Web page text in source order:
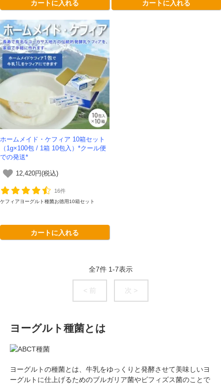
カートに入れる カートに入れる
ホームメイド・ケフィア 10箱セット
（1g×100包 / 1箱 10包入）*クール便
での発送*
12,420円(税込)
16件
ケフィアヨーグルト種菌お徳用10箱セット
カートに入れる
全7件 1-7表示
< 前 次 >
ヨーグルト種菌とは
ヨーグルトの種菌とは、牛乳をゆっくりと発酵させて美味しいヨ
ーグルトに仕上げるためのブルガリア菌やビフィズス菌のことで